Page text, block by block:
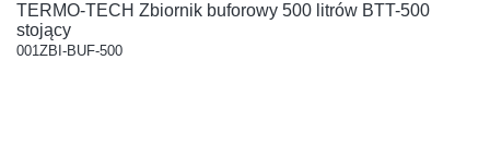
TERMO-TECH Zbiornik buforowy 500 litrów BTT-500
stojący
001ZBI-BUF-500